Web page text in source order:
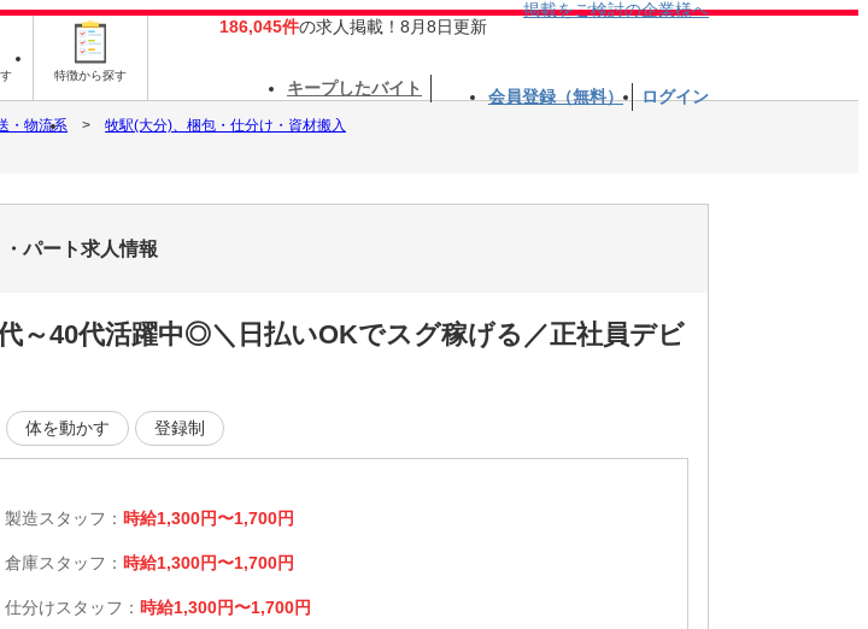
特徴から探す
186,045件の求人掲載！8月8日更新
掲載をご検討の企業様へ
キープしたバイト 会員登録（無料） ログイン
・物流系
牧駅(大分)、梱包・仕分け・資材搬入
パート求人情報
～40代活躍中◎＼日払いOKでスグ稼げる／正社員デビ
体を動かす 登録制
製造スタッフ： 時給1,300円〜1,700円
倉庫スタッフ： 時給1,300円〜1,700円
仕分けスタッフ： 時給1,300円〜1,700円